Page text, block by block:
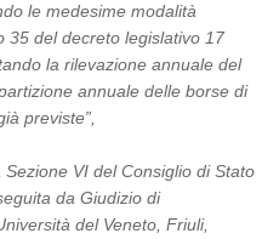
le medesime modalità
35 del decreto legislativo 17
la rilevazione annuale del
annuale delle borse di
previste”,
VI del Consiglio di Stato
da Giudizio di
del Veneto, Friuli,